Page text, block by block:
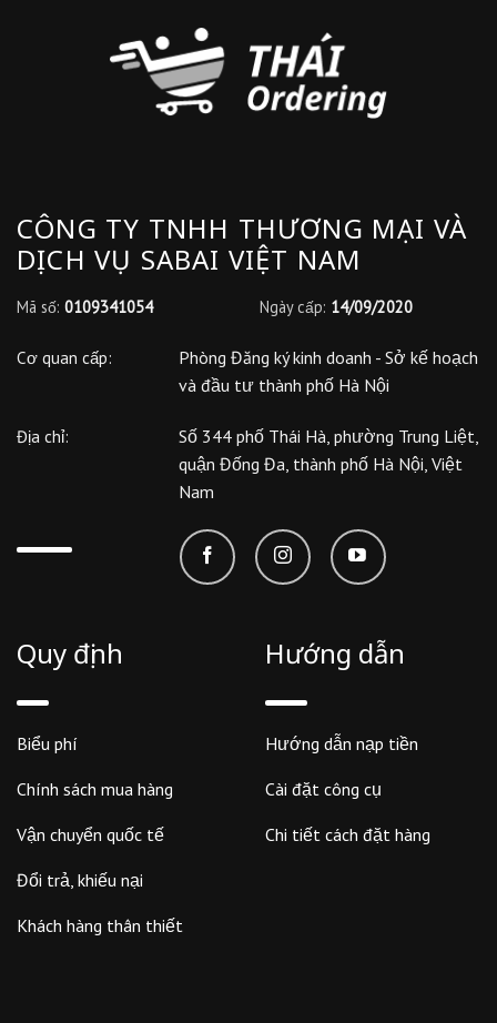
CÔNG TY TNHH THƯƠNG MẠI VÀ
DỊCH VỤ SABAI VIỆT NAM
Mã số: 0109341054 Ngày cấp: 14/09/2020
Cơ quan cấp:
Phòng Đăng ký kinh doanh - Sở kế hoạch
và đầu tư thành phố Hà Nội
Địa chỉ:
Số 344 phố Thái Hà, phường Trung Liệt,
quận Đống Đa, thành phố Hà Nội, Việt
Nam
Quy định
Biểu phí
Chính sách mua hàng
Vận chuyển quốc tế
Đổi trả, khiếu nại
Khách hàng thân thiết
Hướng dẫn
Hướng dẫn nạp tiền
Cài đặt công cụ
Chi tiết cách đặt hàng